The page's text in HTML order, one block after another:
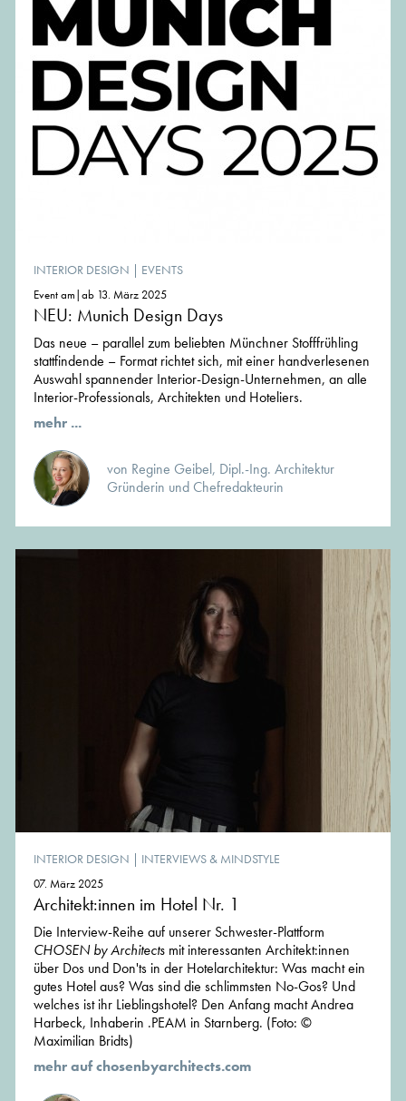
INTERIOR DESIGN | EVENTS
Event am|ab 13. März 2025
NEU: Munich Design Days
Das neue – parallel zum beliebten Münchner Stofffrühling
stattfindende – Format richtet sich, mit einer handverlesenen
Auswahl spannender Interior-Design-Unternehmen, an alle
Interior-Professionals, Architekten und Hoteliers.
mehr ...
von Regine Geibel, Dipl.-Ing. Architektur
Gründerin und Chefredakteurin
INTERIOR DESIGN | INTERVIEWS & MINDSTYLE
07. März 2025
Architekt:innen im Hotel Nr. 1
Die Interview-Reihe auf unserer Schwester-Plattform
CHOSEN by Architects mit interessanten Architekt:innen
über Dos und Don'ts in der Hotelarchitektur: Was macht ein
gutes Hotel aus? Was sind die schlimmsten No-Gos? Und
welches ist ihr Lieblingshotel? Den Anfang macht Andrea
Harbeck, Inhaberin .PEAM in Starnberg. (Foto: ©
Maximilian Bridts)
mehr auf chosenbyarchitects.com